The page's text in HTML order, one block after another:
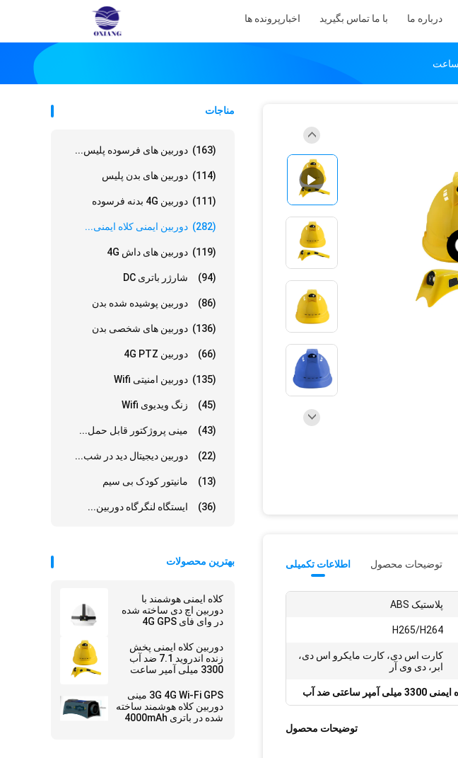
درباره ما با ما تماس بگیرید اخبار پرونده ها
مناجات
دوربین های فرسوده پلیس... (163)
دوربین های بدن پلیس (114)
دوربین 4G بدنه فرسوده (111)
دوربین ایمنی کلاه ایمنی... (282)
دوربین های داش 4G (119)
شارژر باتری DC (94)
دوربین پوشیده شده بدن (86)
دوربین های شخصی بدن (136)
دوربین 4G PTZ (66)
دوربین امنیتی Wifi (135)
زنگ ویدیوی Wifi (45)
مینی پروژکتور قابل حمل... (43)
دوربین دیجیتال دید در شب... (22)
مانیتور کودک بی سیم (13)
ایستگاه لنگرگاه دوربین... (36)
بهترین محصولات
کلاه ایمنی هوشمند با
دوربین اچ دی ساخته شده
در وای فای 4G GPS
دوربین کلاه ایمنی پخش
زنده اندروید 7.1 ضد آب
3300 میلی آمپر ساعت
3G 4G Wi-Fi GPS مینی
دوربین کلاه هوشمند ساخته
شده در باتری 4000mAh
اطلاعات تکمیلی توضیحات محصول
پلاستیک ABS
H265/H264
کارت اس دی، کارت مایکرو اس دی،
ابر، دی وی آر
آمپر ساعتی ضد آب
توضیحات محصول